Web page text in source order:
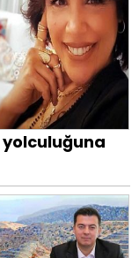
yolculuğuna